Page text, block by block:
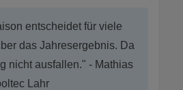
entscheidet für viele
das Jahresergebnis. Da
nicht ausfallen." - Mathias
Lahr